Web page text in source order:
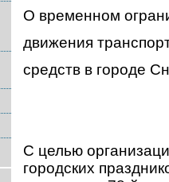
О временном
движения
средств в городе
С целью
городских